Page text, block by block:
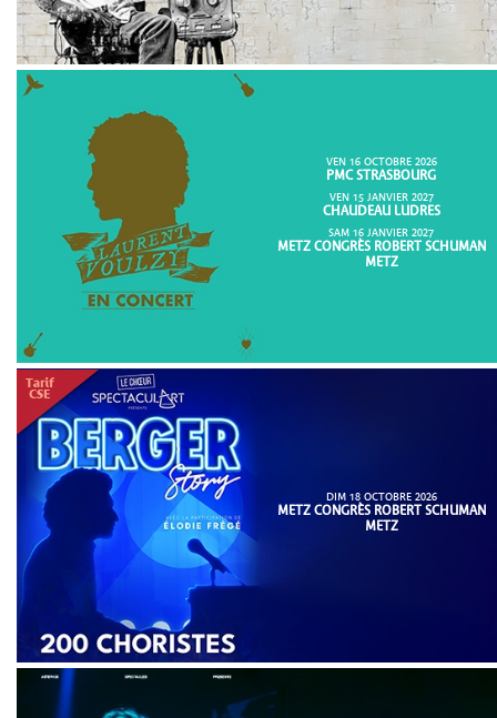
VEN 16 OCTOBRE 2026
PMC STRASBOURG
VEN 15 JANVIER 2027
CHAUDEAU LUDRES
SAM 16 JANVIER 2027
METZ CONGRÈS ROBERT SCHUMAN
METZ
DIM 18 OCTOBRE 2026
METZ CONGRÈS ROBERT SCHUMAN
METZ